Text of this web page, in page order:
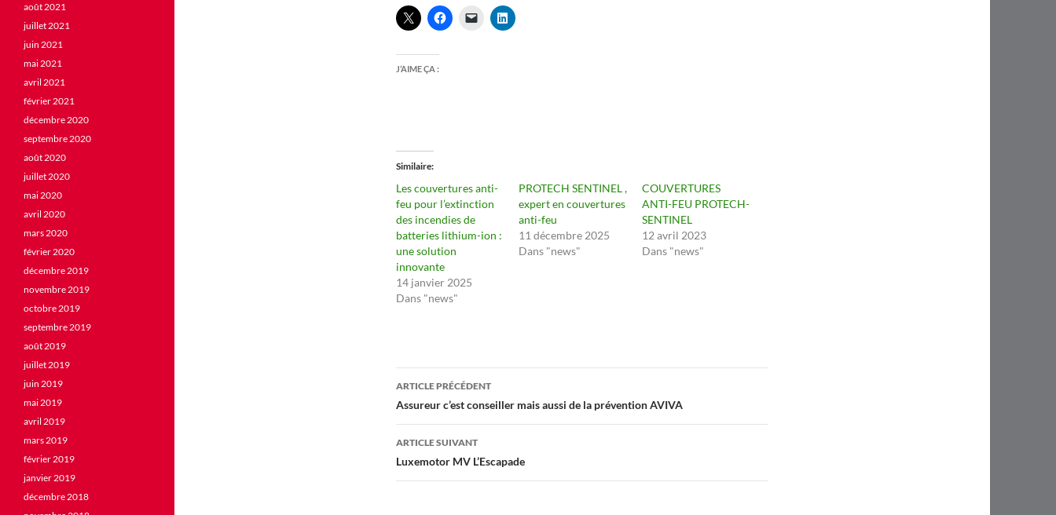
J’AIME ÇA :
Similaire
Les couvertures anti-
feu pour l’extinction
des incendies de
batteries lithium-ion :
une solution
innovante
14 janvier 2025
Dans "news"
PROTECH SENTINEL ,
expert en couvertures
anti-feu
11 décembre 2025
Dans "news"
COUVERTURES
ANTI-FEU PROTECH-
SENTINEL
12 avril 2023
Dans "news"
Navigation
des
articles
ARTICLE PRÉCÉDENT
Assureur c’est conseiller mais aussi de la prévention AVIVA
ARTICLE SUIVANT
Luxemotor MV L’Escapade
août 2021
juillet 2021
juin 2021
mai 2021
avril 2021
février 2021
décembre 2020
septembre 2020
août 2020
juillet 2020
mai 2020
avril 2020
mars 2020
février 2020
décembre 2019
novembre 2019
octobre 2019
septembre 2019
août 2019
juillet 2019
juin 2019
mai 2019
avril 2019
mars 2019
février 2019
janvier 2019
décembre 2018